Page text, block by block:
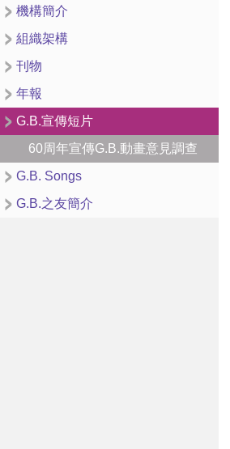
機構簡介
組織架構
刊物
年報
G.B.宣傳短片
60周年宣傳G.B.動畫意見調查
G.B. Songs
G.B.之友簡介